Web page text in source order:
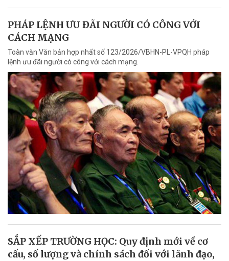
PHÁP LỆNH ƯU ĐÃI NGƯỜI CÓ CÔNG VỚI
CÁCH MẠNG
Toàn văn Văn bản hợp nhất số 123/2026/VBHN-PL-VPQH pháp
lệnh ưu đãi người có công với cách mạng.
SẮP XẾP TRƯỜNG HỌC: Quy định mới về cơ
cấu, số lượng và chính sách đối với lãnh đạo,